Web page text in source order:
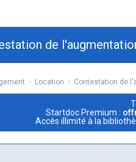
de
Location Contestation de
Startdoc Premium :
Accès illimité à la